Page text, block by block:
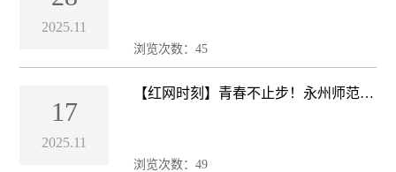
2025.11
浏览次数：45
17
2025.11
【红网时刻】青春不止步！永州师范高
浏览次数：49